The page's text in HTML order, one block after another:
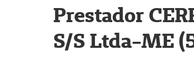
Prestador
S/S Ltda-ME